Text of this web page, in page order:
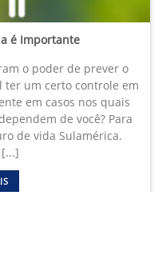
é Importante
o poder de prever o
ter um certo controle em
em casos nos quais
de você? Para
de vida Sulamérica.